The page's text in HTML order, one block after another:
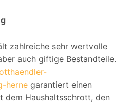
zahlreiche sehr wertvolle
auch giftige Bestandteile.
herne garantiert einen
dem Haushaltsschrott, den